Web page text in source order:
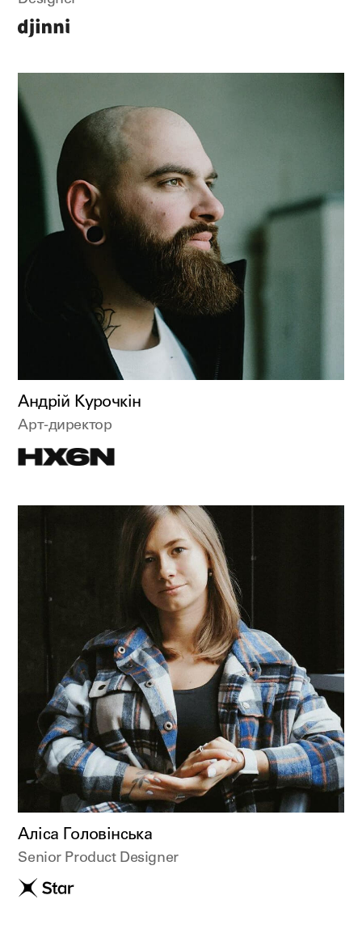
Андрій Курочкін
Арт-директор
Аліса Головінська
Senior Product Designer